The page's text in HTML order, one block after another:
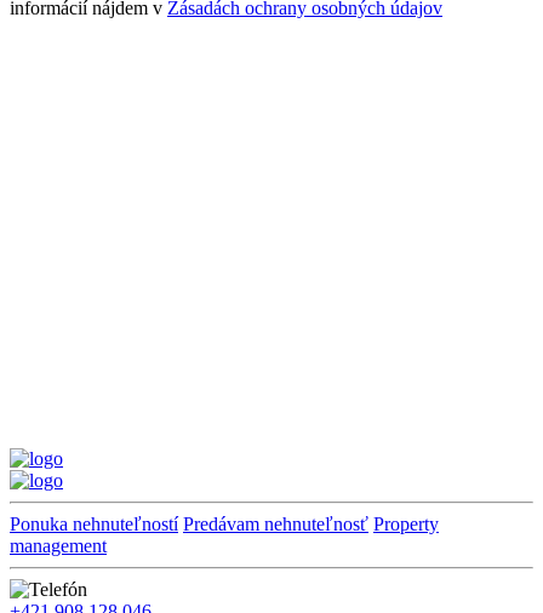
informácií nájdem v Zásadách ochrany osobných údajov
Ponuka nehnuteľností Predávam nehnuteľnosť Property
management